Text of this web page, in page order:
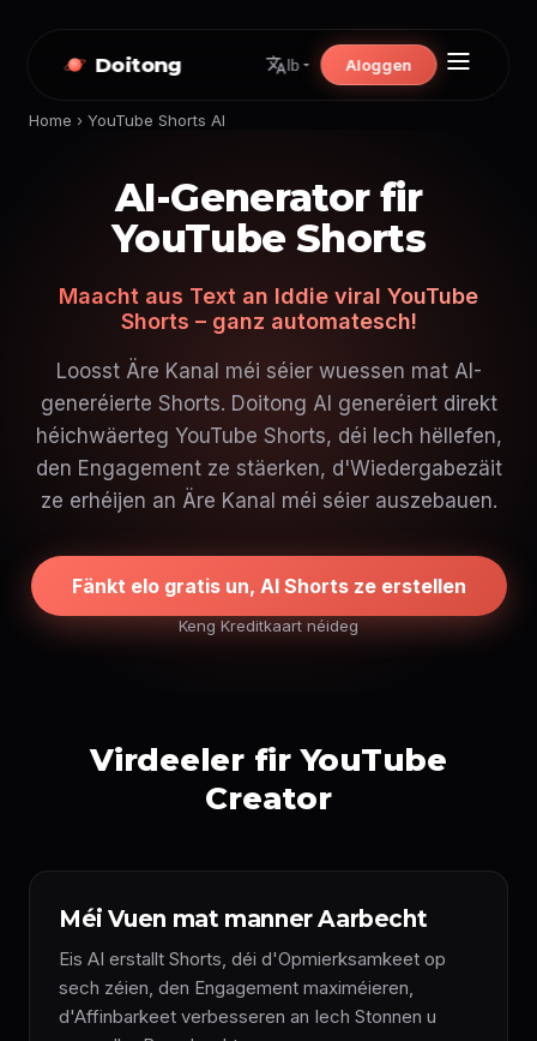
Doitong lb Aloggen
Home › YouTube Shorts AI
AI-Generator fir
YouTube Shorts
Maacht aus Text an Iddie viral YouTube
Shorts – ganz automatesch!
Loosst Äre Kanal méi séier wuessen mat AI-
generéierte Shorts. Doitong AI generéiert direkt
héichwäerteg YouTube Shorts, déi Iech hëllefen,
den Engagement ze stäerken, d'Wiedergabezäit
ze erhéijen an Äre Kanal méi séier auszebauen.
Fänkt elo gratis un, AI Shorts ze erstellen
Keng Kreditkaart néideg
Virdeeler fir YouTube
Creator
Méi Vuen mat manner Aarbecht
Eis AI erstallt Shorts, déi d'Opmierksamkeet op
sech zéien, den Engagement maximéieren,
d'Affinbarkeet verbesseren an Iech Stonnen u